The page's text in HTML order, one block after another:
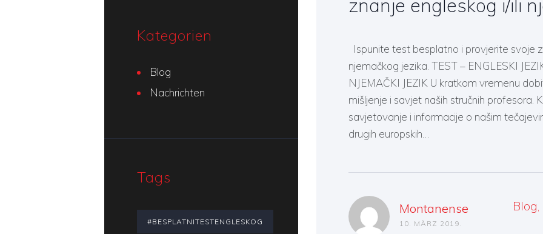
znanje engleskog i/ili
Ispunite test besplatno i provjerite svoje
njemačkog jezika. TEST – ENGLESKI
NJEMAČKI JEZIK U kratkom vremenu
mišljenje i savjet naših stručnih profesora.
savjetovanje i informacije o našim
drugih europskih…
Montanense
10. MÄRZ 2019.
Blog
Kategorien
Blog
Nachrichten
Tags
#BESPLATNITESTENGLESKOG